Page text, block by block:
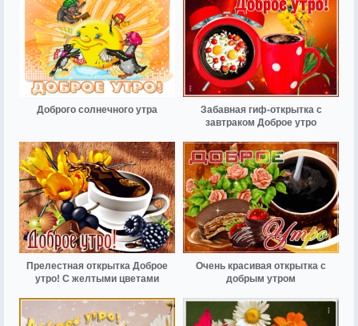
Доброго солнечного утра
Забавная гиф-открытка с
завтраком Доброе утро
Прелестная открытка Доброе
утро! С желтыми цветами
Очень красивая открытка с
добрым утром